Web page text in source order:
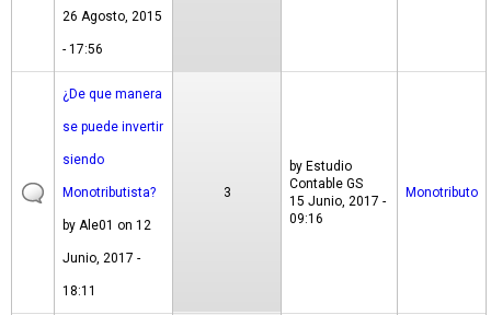
26 Agosto, 2015
- 17:56
¿De que manera
se puede invertir
siendo
Monotributista?
by Ale01 on 12
Junio, 2017 -
18:11
3
by Estudio
Contable GS
15 Junio, 2017 -
09:16
Monotributo